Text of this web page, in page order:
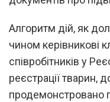
Алгоритм дій, як
чином керівникові
співробітників у
реєстрації тварин,
продемонстровано